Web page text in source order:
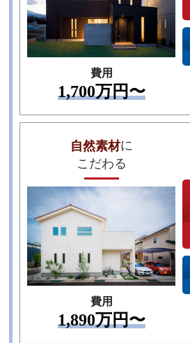
費用
1,700万円〜
自然素材に
こだわる
費用
1,890万円〜